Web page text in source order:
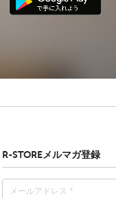
R-STOREメルマガ登録